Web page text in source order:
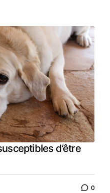
d’être
0